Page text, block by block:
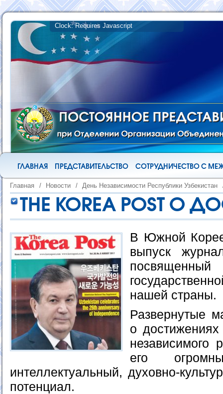
ГЛАВНАЯ ПРЕДСТАВИТЕЛЬСТВО СОТРУДНИЧЕСТВО С
Главная / Новости / День Независимости Республики Узбекистан
THE KOREA POST
В Южной
выпуск
нашей страны.
Развернутые
о достижениях
независимого
его
интеллектуальный, духовно-
потенциал.